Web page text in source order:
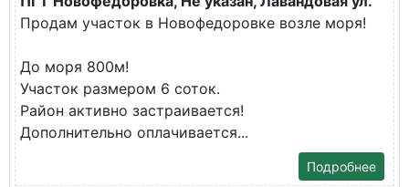
Продам участок в Новофедоровке возле моря!
До моря 800м!
Участок размером 6 соток.
Район активно застраивается!
Дополнительно оплачивается...
Подробнее